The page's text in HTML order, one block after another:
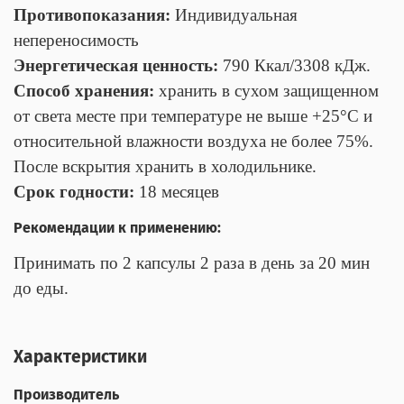
Противопоказания: Индивидуальная
непереносимость
Энергетическая ценность: 790 Ккал/3308 кДж.
Способ хранения: хранить в сухом защищенном
от света месте при температуре не выше +25°С и
относительной влажности воздуха не более 75%.
После вскрытия хранить в холодильнике.
Срок годности: 18 месяцев
Рекомендации к применению:
Принимать по 2 капсулы 2 раза в день за 20 мин
до еды.
Характеристики
Производитель